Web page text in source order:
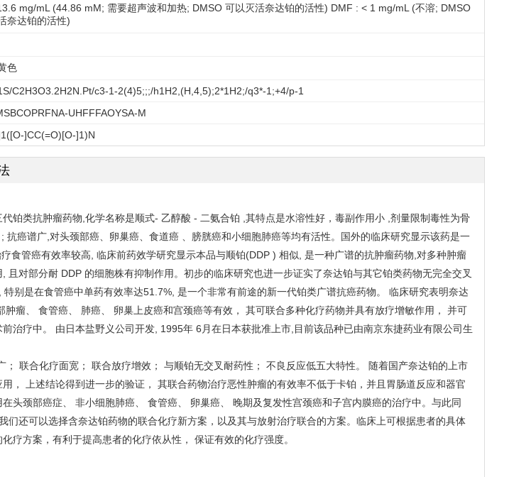
mg/mL (44.86 mM; 需要超声波和加热; DMSO 可以灭活奈达铂的活性) DMF : < 1 mg/mL (不溶; DMSO
奈达铂的活性)
色
C2H3O3.2H2N.Pt/c3-1-2(4)5;;;/h1H2,(H,4,5);2*1H2;/q3*-1;+4/p-1
UHFFFAOYSA-M
]CC(=O)[O-]1)N
铂类抗肿瘤药物,化学名称是顺式- 乙醇酸 - 二氨合铂 ,其特点是水溶性好，毒副作用小 ,剂量限制毒性为骨
抗癌谱广,对头颈部癌、卵巢癌、食道癌 、膀胱癌和小细胞肺癌等均有活性。国外的临床研究显示该药是一
食管癌有效率较高, 临床前药效学研究显示本品与顺铂(DDP ) 相似, 是一种广谱的抗肿瘤药物,对多种肿瘤
且对部分耐 DDP 的细胞株有抑制作用。初步的临床研究也进一步证实了奈达铂与其它铂类药物无完全交叉
别是在食管癌中单药有效率达51.7%, 是一个非常有前途的新一代铂类广谱抗癌药物。 临床研究表明奈达
肿瘤、 食管癌、 肺癌、 卵巢上皮癌和宫颈癌等有效， 其可联合多种化疗药物并具有放疗增敏作用， 并可
治疗中。 由日本盐野义公司开发, 1995年 6月在日本获批准上市,目前该品种已由南京东捷药业有限公司生
； 联合化疗面宽； 联合放疗增效； 与顺铂无交叉耐药性； 不良反应低五大特性。 随着国产奈达铂的上市
， 上述结论得到进一步的验证， 其联合药物治疗恶性肿瘤的有效率不低于卡铂，并且胃肠道反应和器官
头颈部癌症、 非小细胞肺癌、 食管癌、 卵巢癌、 晚期及复发性宫颈癌和子宫内膜癌的治疗中。与此同
们还可以选择含奈达铂药物的联合化疗新方案，以及其与放射治疗联合的方案。临床上可根据患者的具体
疗方案，有利于提高患者的化疗依从性， 保证有效的化疗强度。